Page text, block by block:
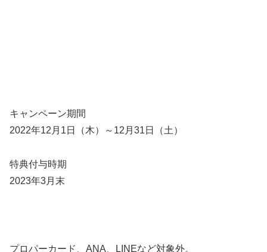
キャンペーン期間
2022年12月1日（木）～12月31日（土）
特典付与時期
2023年3月末
プロパーカード、ANA、LINEなど対象外。